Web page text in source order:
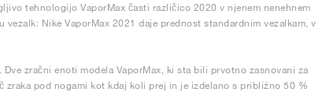
tehnologijo VaporMax časti različico 2020 v njenem nenehnem
Nike VaporMax 2021 daje prednost standardnim vezalkam, v
zračni enoti modela VaporMax, ki sta bili prvotno zasnovani za
pod nogami kot kdaj koli prej in je izdelano s približno 50 %